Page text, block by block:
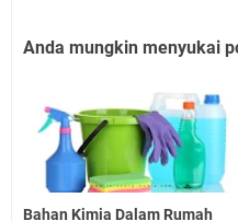
Anda mungkin menyukai
Bahan Kimia Dalam Rumah